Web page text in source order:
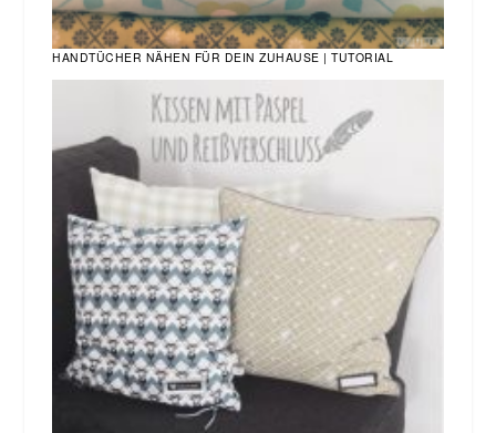
HANDTÜCHER NÄHEN FÜR DEIN ZUHAUSE | TUTORIAL